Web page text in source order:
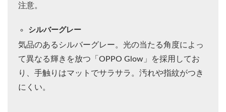
注意。
シルバーグレー
気品のあるシルバーグレー。光の当たる角度によっ
て異なる輝きを放つ「OPPO Glow」を採用してお
り、手触りはマットでサラサラ。汚れや指紋がつき
にくい。